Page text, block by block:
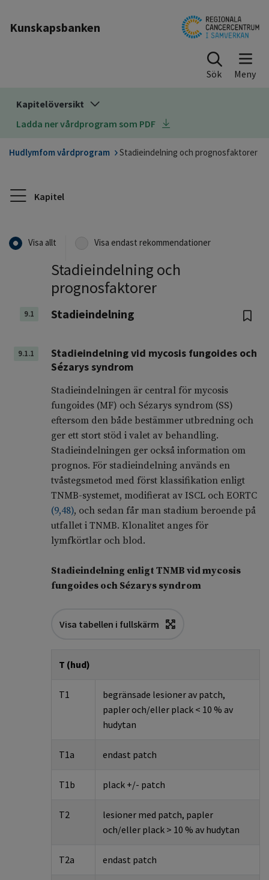
Kunskapsbanken
Sök
Kapitelöversikt
Ladda ner vårdprogram som PDF
Hudlymfom vårdprogram Stadieindelning och prognosfaktorer
Kapitel
Visa allt Visa endast rekommendationer
Stadieindelning och
prognosfaktorer
9.1 Stadieindelning
9.1.1
Stadieindelning vid mycosis fungoides och
Sézarys syndrom
Stadieindelningen är central för mycosis
fungoides (MF) och Sézarys syndrom (SS)
eftersom den både bestämmer utbredning och
ger ett stort stöd i valet av behandling.
Stadieindelningen ger också information om
prognos. För stadieindelning används en
tvåstegsmetod med först klassifikation enligt
TNMB-systemet, modifierat av ISCL och EORTC
(9,48), och sedan får man stadium beroende på
utfallet i TNMB. Klonalitet anges för
lymfkörtlar och blod.
Stadieindelning enligt TNMB vid mycosis
fungoides och Sézarys syndrom
Visa tabellen i fullskärm
T (hud)
T1 begränsade lesioner av patch,
papleroch/eller plack < 10 % av
hudytan
T1a endast patch
T1b plack +/- patch
T2 lesioner med patch, papler
och/eller plack > 10 % av hudytan
T2a endast patch